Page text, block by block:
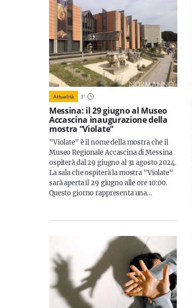
Attualità 3'
Messina: il 29 giugno al Museo
Accascina inaugurazione della
mostra “Violate”
"Violate" è il nome della mostra che il
Museo Regionale Accascina di Messina
ospiterà dal 29 giugno al 31 agosto 2024.
La sala che ospiterà la mostra "Violate"
sarà aperta il 29 giugno alle ore 10:00.
Questo giorno rappresenta una…